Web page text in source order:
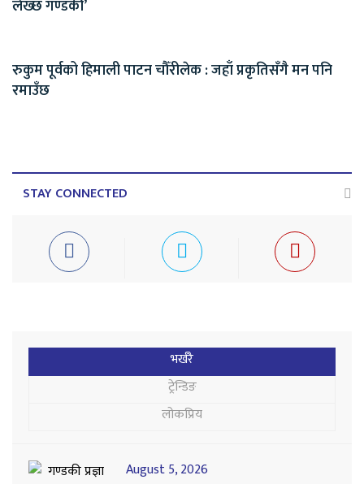
लेख्छ गण्डकी’
रुकुम पूर्वको हिमाली पाटन चौँरीलेक : जहाँ प्रकृतिसँगै मन पनि
रमाउँछ
STAY CONNECTED
भर्खरै
ट्रेन्डिङ
लोकप्रिय
August 5, 2026